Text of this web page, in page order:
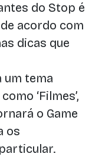
do Stop é
acordo com
dicas que
um tema
‘Filmes’,
o Game
os